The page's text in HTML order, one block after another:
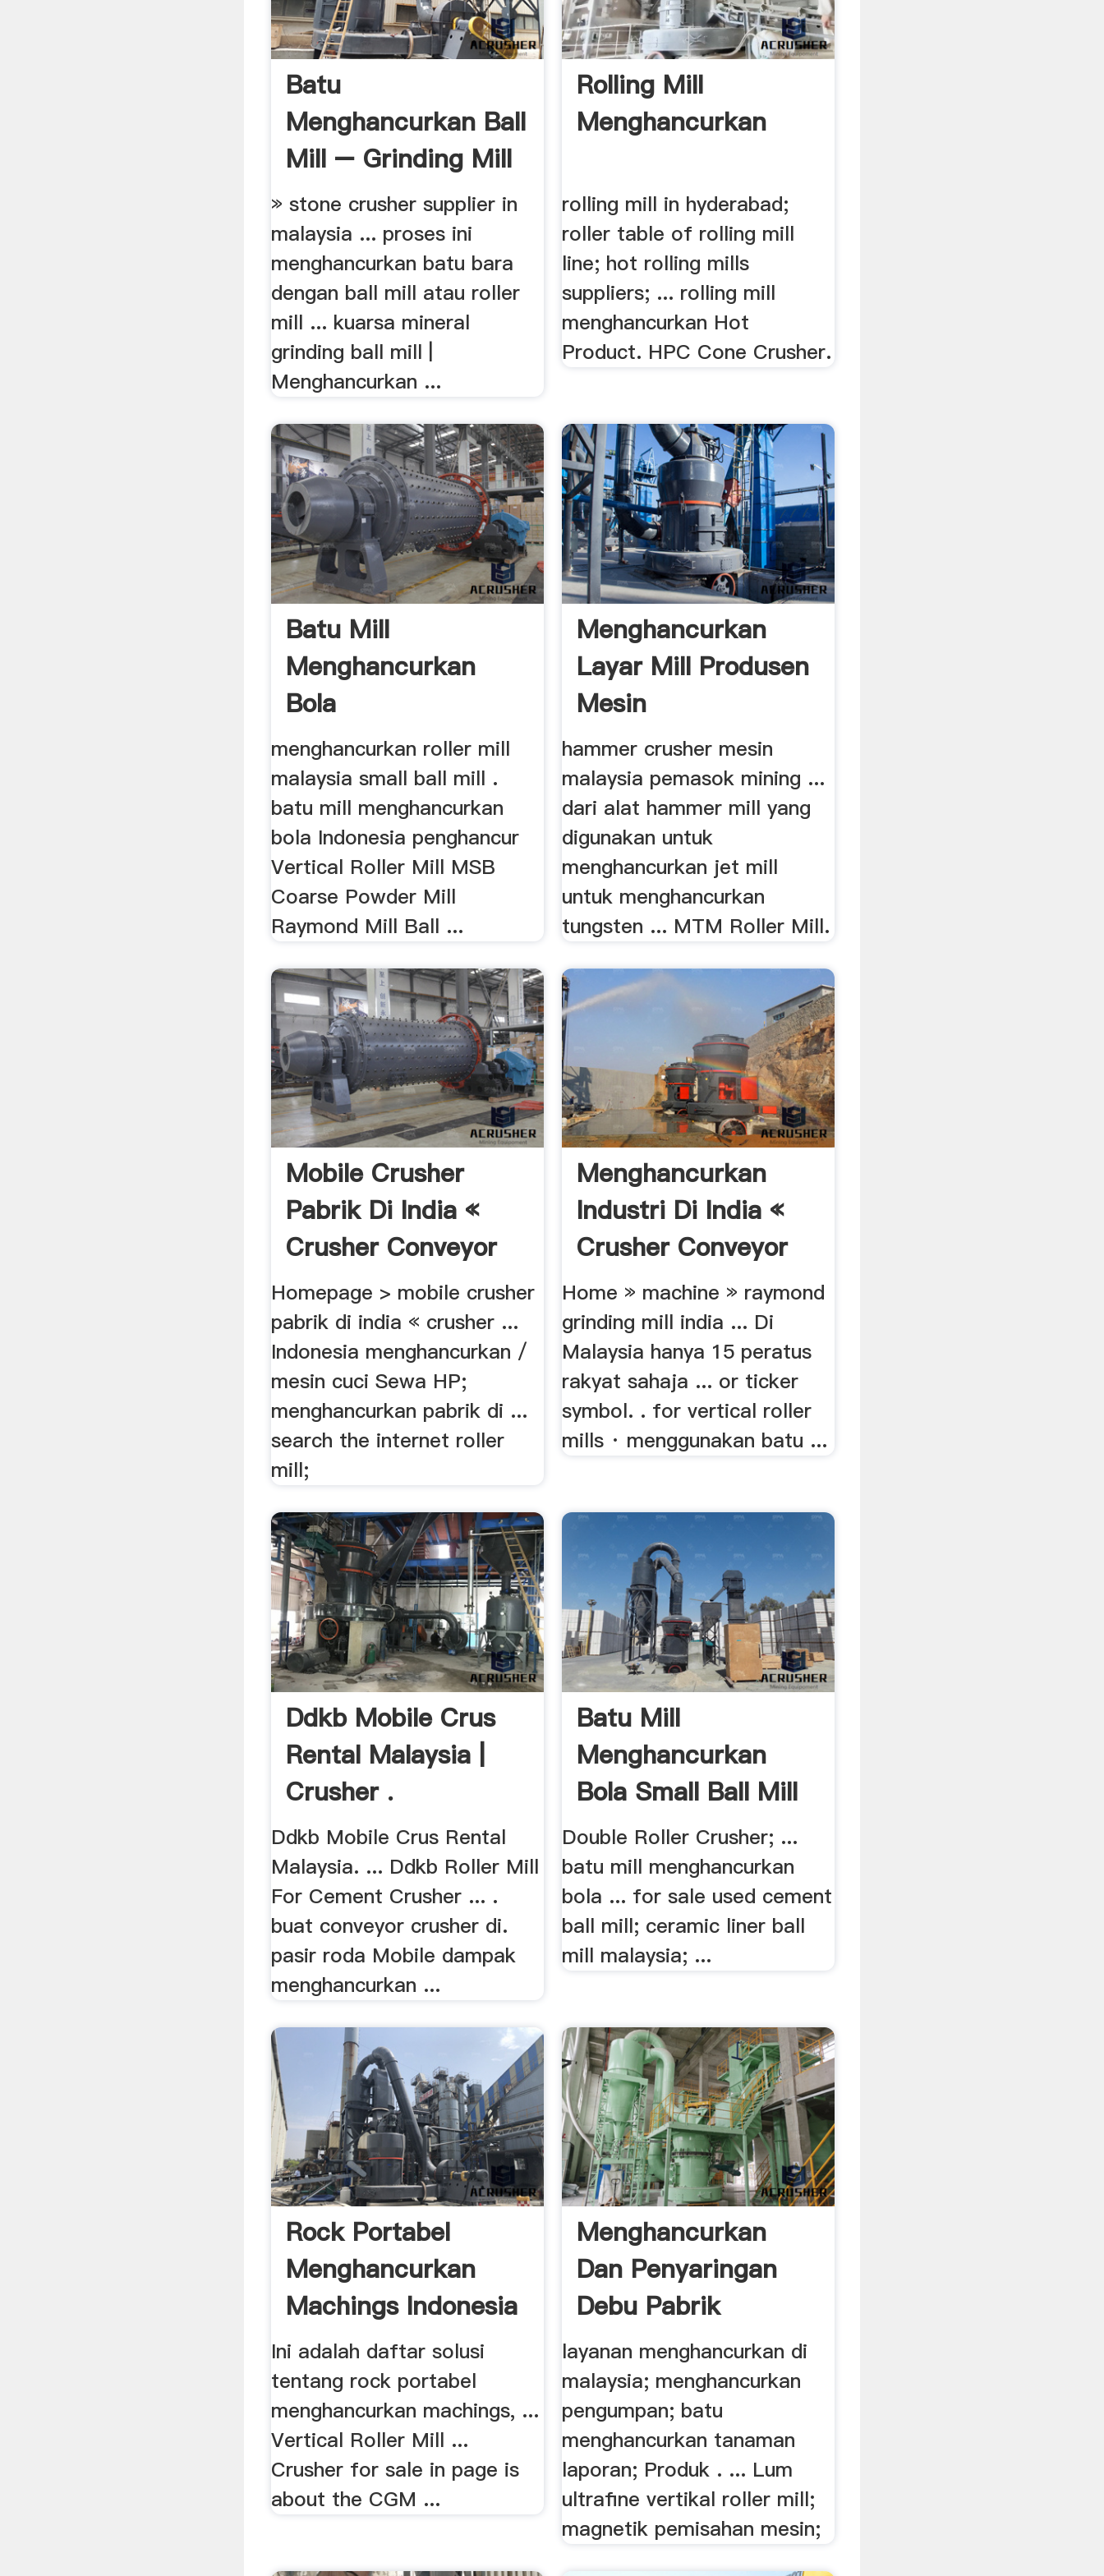
Batu
Menghancurkan Ball
Mill – Grinding Mill
China
» stone crusher supplier in
malaysia ... proses ini
menghancurkan batu bara
dengan ball mill atau roller
mill ... kuarsa mineral
grinding ball mill |
Menghancurkan ...
Rolling Mill
Menghancurkan
rolling mill in hyderabad;
roller table of rolling mill
line; hot rolling mills
suppliers; ... rolling mill
menghancurkan Hot
Product. HPC Cone Crusher.
Batu Mill
Menghancurkan
Bola
menghancurkan roller mill
malaysia small ball mill .
batu mill menghancurkan
bola Indonesia penghancur
Vertical Roller Mill MSB
Coarse Powder Mill
Raymond Mill Ball ...
Menghancurkan
Layar Mill Produsen
Mesin
hammer crusher mesin
malaysia pemasok mining ...
dari alat hammer mill yang
digunakan untuk
menghancurkan jet mill
untuk menghancurkan
tungsten ... MTM Roller Mill.
Mobile Crusher
Pabrik Di India «
Crusher Conveyor
Homepage > mobile crusher
pabrik di india « crusher ...
Indonesia menghancurkan /
mesin cuci Sewa HP;
menghancurkan pabrik di ...
search the internet roller
mill;
Menghancurkan
Industri Di India «
Crusher Conveyor
Home » machine » raymond
grinding mill india ... Di
Malaysia hanya 15 peratus
rakyat sahaja ... or ticker
symbol. . for vertical roller
mills · menggunakan batu ...
Ddkb Mobile Crus
Rental Malaysia |
Crusher .
Ddkb Mobile Crus Rental
Malaysia. ... Ddkb Roller Mill
For Cement Crusher ... .
buat conveyor crusher di.
pasir roda Mobile dampak
menghancurkan ...
Batu Mill
Menghancurkan
Bola Small Ball Mill
Grinder ...
Double Roller Crusher; ...
batu mill menghancurkan
bola ... for sale used cement
ball mill; ceramic liner ball
mill malaysia; ...
Rock Portabel
Menghancurkan
Machings Indonesia
.
Ini adalah daftar solusi
tentang rock portabel
menghancurkan machings, ...
Vertical Roller Mill ...
Crusher for sale in page is
about the CGM ...
Menghancurkan
Dan Penyaringan
Debu Pabrik
layanan menghancurkan di
malaysia; menghancurkan
pengumpan; batu
menghancurkan tanaman
laporan; Produk . ... Lum
ultrafine vertikal roller mill;
magnetik pemisahan mesin;